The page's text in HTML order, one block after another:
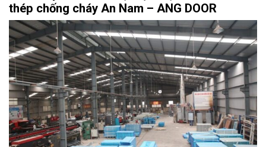
thép chống cháy An Nam – ANG DOOR